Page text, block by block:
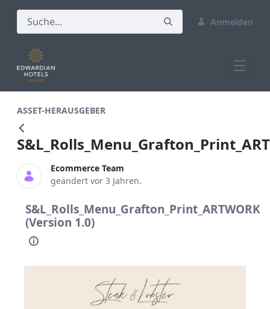
Anmelden
ASSET-HERAUSGEBER
Ecommerce Team
geändert vor 3 Jahren.
S&L_Rolls_Menu_Grafton_Print_ARTWORK
(Version 1.0)